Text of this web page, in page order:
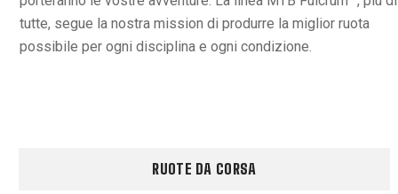
tutte, segue la nostra mission di produrre la miglior ruota
possibile per ogni disciplina e ogni condizione.
RUOTE DA CORSA